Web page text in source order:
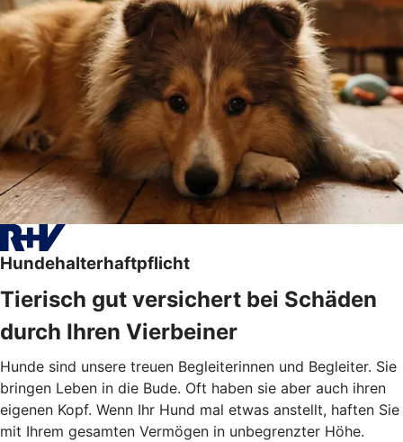
Hundehalterhaftpflicht
Tierisch gut versichert bei Schäden
durch Ihren Vierbeiner
Hunde sind unsere treuen Begleiterinnen und Begleiter. Sie
bringen Leben in die Bude. Oft haben sie aber auch ihren
eigenen Kopf. Wenn Ihr Hund mal etwas anstellt, haften Sie
mit Ihrem gesamten Vermögen in unbegrenzter Höhe.